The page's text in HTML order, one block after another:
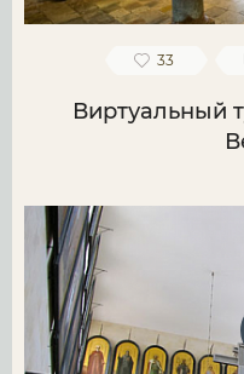
33
Виртуальный